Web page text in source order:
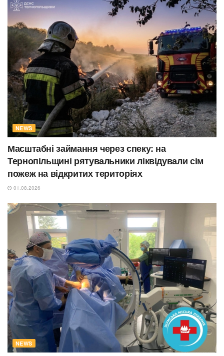
NEWS
Масштабні займання через спеку: на
Тернопільщині рятувальники ліквідували сім
пожеж на відкритих територіях
01.08.2026
NEWS